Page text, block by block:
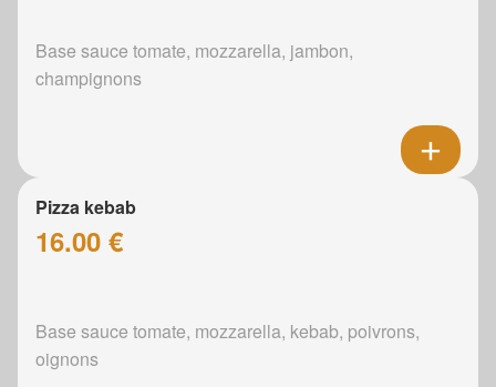
Base sauce tomate, mozzarella, jambon,
champignons
Pizza kebab
16.00 €
Base sauce tomate, mozzarella, kebab, poivrons,
oignons